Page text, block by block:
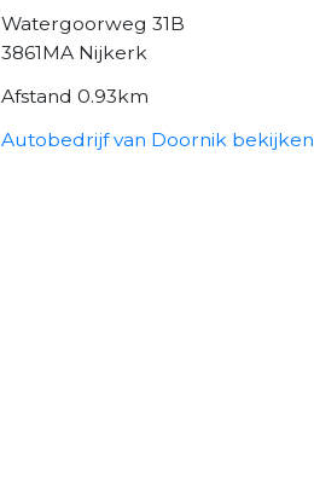
Watergoorweg 31B
3861MA Nijkerk
Afstand 0.93km
Autobedrijf van Doornik bekijken